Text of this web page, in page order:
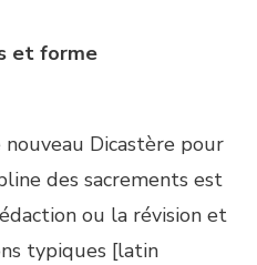
et forme
Dicastère pour
des sacrements est
ou la révision et
typiques [latin